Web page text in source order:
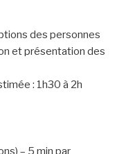
des personnes
et présentation des
: 1h30 à 2h
– 5 min par